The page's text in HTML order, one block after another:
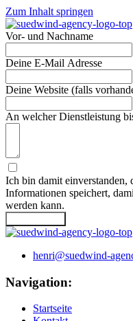
Zum Inhalt springen
Vor- und Nachname
Deine E-Mail Adresse
Deine Website (falls
An welcher Dienstleistung
Ich bin damit einverstanden,
Informationen speichert,
werden kann.
henri@suedwind-
Navigation:
Startseite